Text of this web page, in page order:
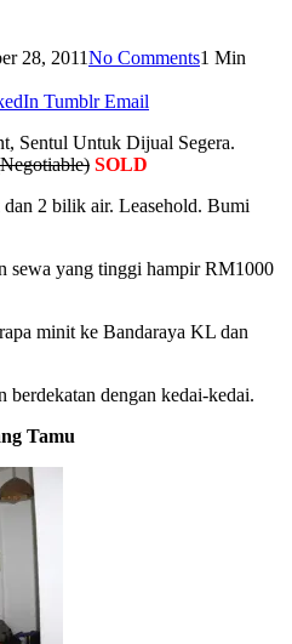
28, 2011No Comments1 Min
Tumblr Email
Sentul Untuk Dijual Segera.
SOLD
2 bilik air. Leasehold. Bumi
sewa yang tinggi hampir RM1000
minit ke Bandaraya KL dan
berdekatan dengan kedai-kedai.
Tamu